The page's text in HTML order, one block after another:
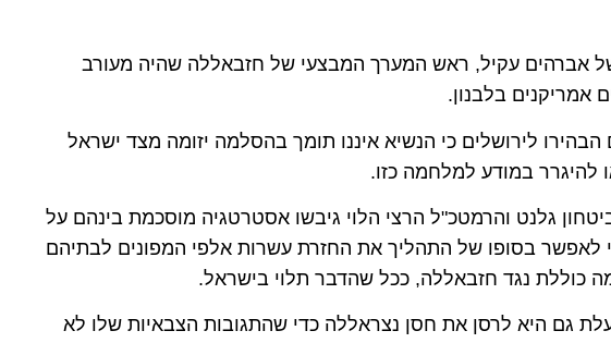
של אברהים עקיל, ראש המערך המבצעי של חזבאללה שהיה מעורב
אמריקנים בלבנון.
לירושלים כי הנשיא איננו תומך בהסלמה יזומה מצד ישראל
במודע למלחמה כזו.
גלנט והרמטכ"ל הרצי הלוי גיבשו אסטרטגיה מוסכמת בינהם על
לאפשר בסופו של התהליך את החזרת עשרות אלפי המפונים לבתיהם
כוללת נגד חזבאללה, ככל שהדבר תלוי בישראל.
גם היא לרסן את חסן נצראללה כדי שהתגובות הצבאיות שלו לא